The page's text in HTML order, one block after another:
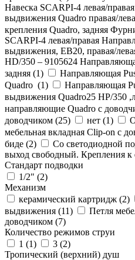
Навеска SCARPI-4 левая/
выдвижения Quadro правая/
крепления Quadro, задняя
SCARPI-4 левая/правая
выдвижения, ЕВ20, правая/
HD/350 – 9105624
задняя (1)
Направляющая
Quadro (1)
Направляющая
выдвижения Quadro25 НР/350
направляющие Quadro с
доводчиком (25) нет (1)
мебельная вкладная Clip-on с
биде (2)
Со светодиодной
выход свободный. Крепления к
Стандарт подводки
1/2" (2)
Механизм
керамический картридж (2)
выдвижения (11)
Петля
доводчиком (7)
Количество режимов струи
1 (1) 3 (2)
Тропический (верхний) душ